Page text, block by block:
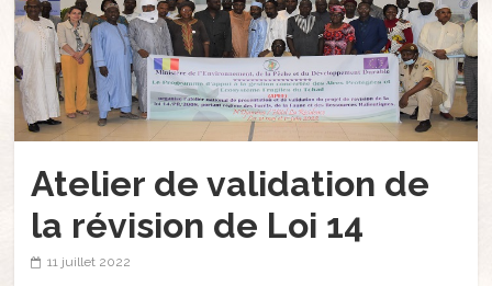
Atelier de validation de
la révision de Loi 14
11 juillet 2022